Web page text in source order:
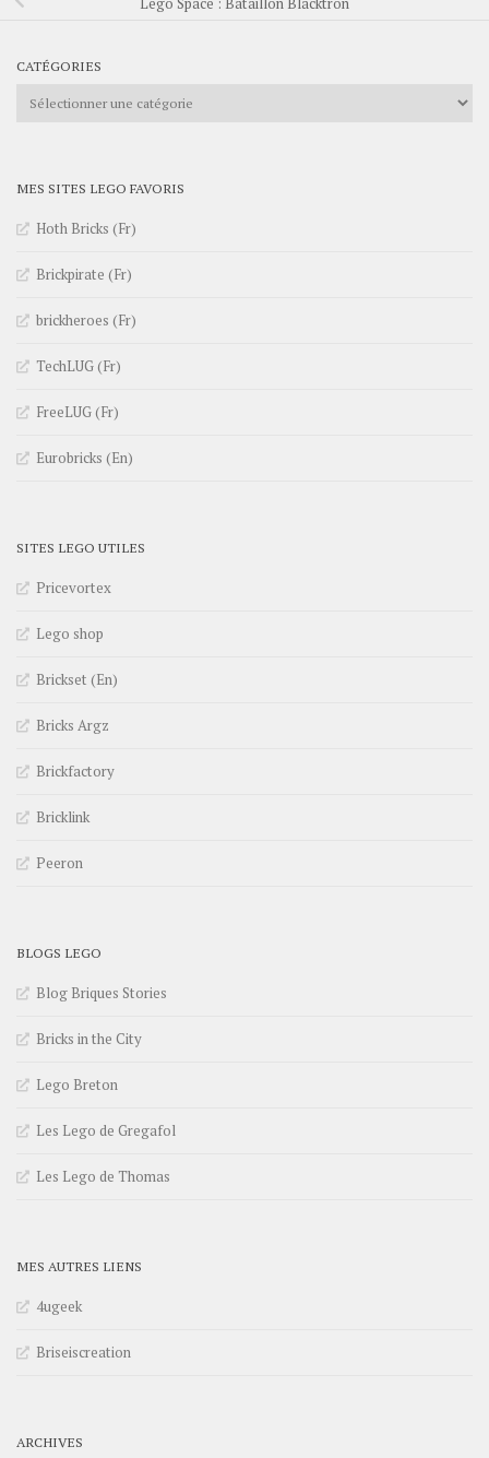
CATÉGORIES
Catégories
MES SITES LEGO FAVORIS
Hoth Bricks (Fr)
Brickpirate (Fr)
brickheroes (Fr)
TechLUG (Fr)
FreeLUG (Fr)
Eurobricks (En)
SITES LEGO UTILES
Pricevortex
Lego shop
Brickset (En)
Bricks Argz
Brickfactory
Bricklink
Peeron
BLOGS LEGO
Blog Briques Stories
Bricks in the City
Lego Breton
Les Lego de Gregafol
Les Lego de Thomas
MES AUTRES LIENS
4ugeek
Briseiscreation
ARCHIVES